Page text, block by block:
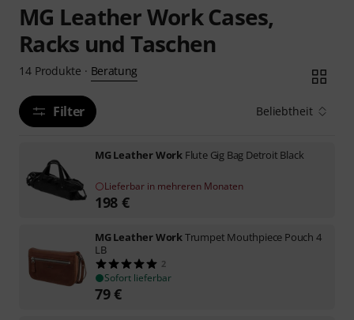
MG Leather Work Cases,
Racks und Taschen
14 Produkte · Beratung
Filter Beliebtheit
MG Leather Work Flute Gig Bag Detroit Black
Lieferbar in mehreren Monaten
198 €
MG Leather WorkTrumpet Mouthpiece Pouch 4
LB
2
Sofort lieferbar
79€